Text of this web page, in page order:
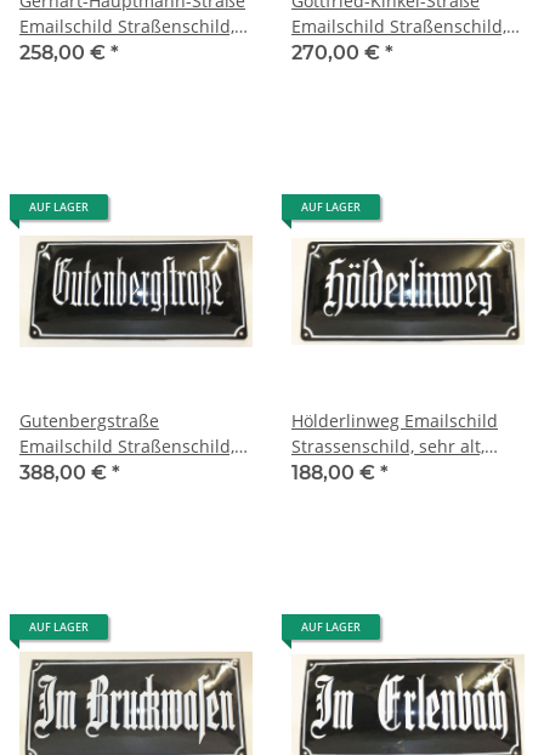
Emailschild Straßenschild,
sehr alt gewölbt enamel
258,00 € *
Emailschild Straßenschild,
sehr alt, gewölbt, Fraktur
270,00 € *
AUF LAGER
Gutenbergstraße
Emailschild Straßenschild,
sehr alt, gewölbt, enamel
388,00 € *
AUF LAGER
Hölderlinweg Emailschild
Strassenschild, sehr alt,
gewölbt, street sign enamel
188,00 € *
AUF LAGER AUF LAGER